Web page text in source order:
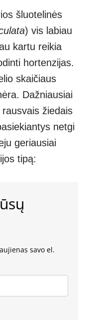
šluotelinės
) vis labiau
kartu reikia
hortenzijas.
skaičiaus
Dažniausiai
žiedais
netgi
geriausiai
tipą:
savo el.